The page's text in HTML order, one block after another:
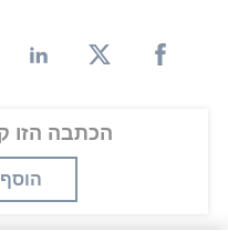
הכתבה הזו קיבלה